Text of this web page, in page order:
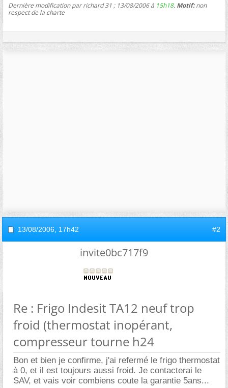
Dernière modification par richard 31 ; 13/08/2006 à 15h18. Motif:non
respect de la charte
13/08/2006, 17h42 #2
invite0bc717f9
Re : Frigo Indesit TA12 neuf trop
froid (thermostat inopérant,
compresseur tourne h24
Bon et bien je confirme, j'ai refermé le frigo thermostat
à 0, et il est toujours aussi froid. Je contacterai le
SAV, et vais voir combiens coute la garantie 5ans...